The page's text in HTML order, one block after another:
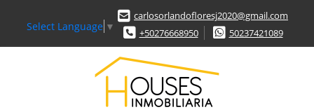
Select Language ▼
carlosorlandofloresj2020@gmail.com
+50276668950
50237421089